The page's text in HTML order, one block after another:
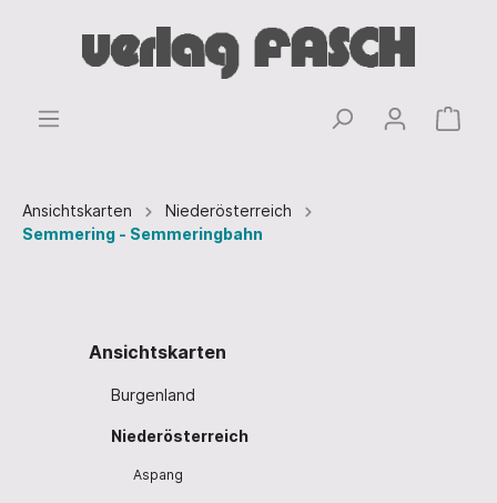
Ansichtskarten
Niederösterreich
Semmering - Semmeringbahn
Ansichtskarten
Burgenland
Niederösterreich
Aspang